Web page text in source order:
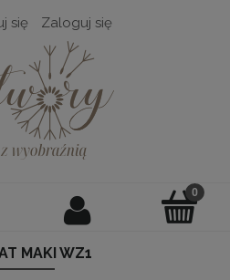
się Zaloguj się
MAKI WZ1